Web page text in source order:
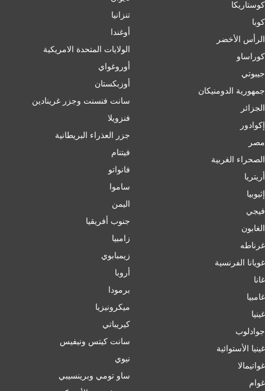
كوستاريكا
كوبا
الرأس الأخضر
كوراساو
جيبوتي
جمهورية الدومنيكان
الجزائر
إكوادور
مصر
الصحراء الغربية
أريتريا
إثيوبيا
فيجي
الغابون
غرناطه
غويانا الفرنسية
غانا
غامبيا
غينيا
جوادلوب
غينيا الأستوائية
غواتيمالا
غوام
تنزانيا
أوغندا
الولايات المتحدة الامريكية
أوروغواي
أوزبكستان
سانت فنسنت وجزر غرينادين
فنزويلا
جزر العذراء البريطانية
فيتنام
فانواتو
ساموا
اليمن
جنوب أفريقيا
زامبيا
زيمبابوي
أروبا
برمودا
ميكرونيزيا
كيريباتي
سانت كيتس ونيفيس
نيوي
ساو تومي وبرينسيبي